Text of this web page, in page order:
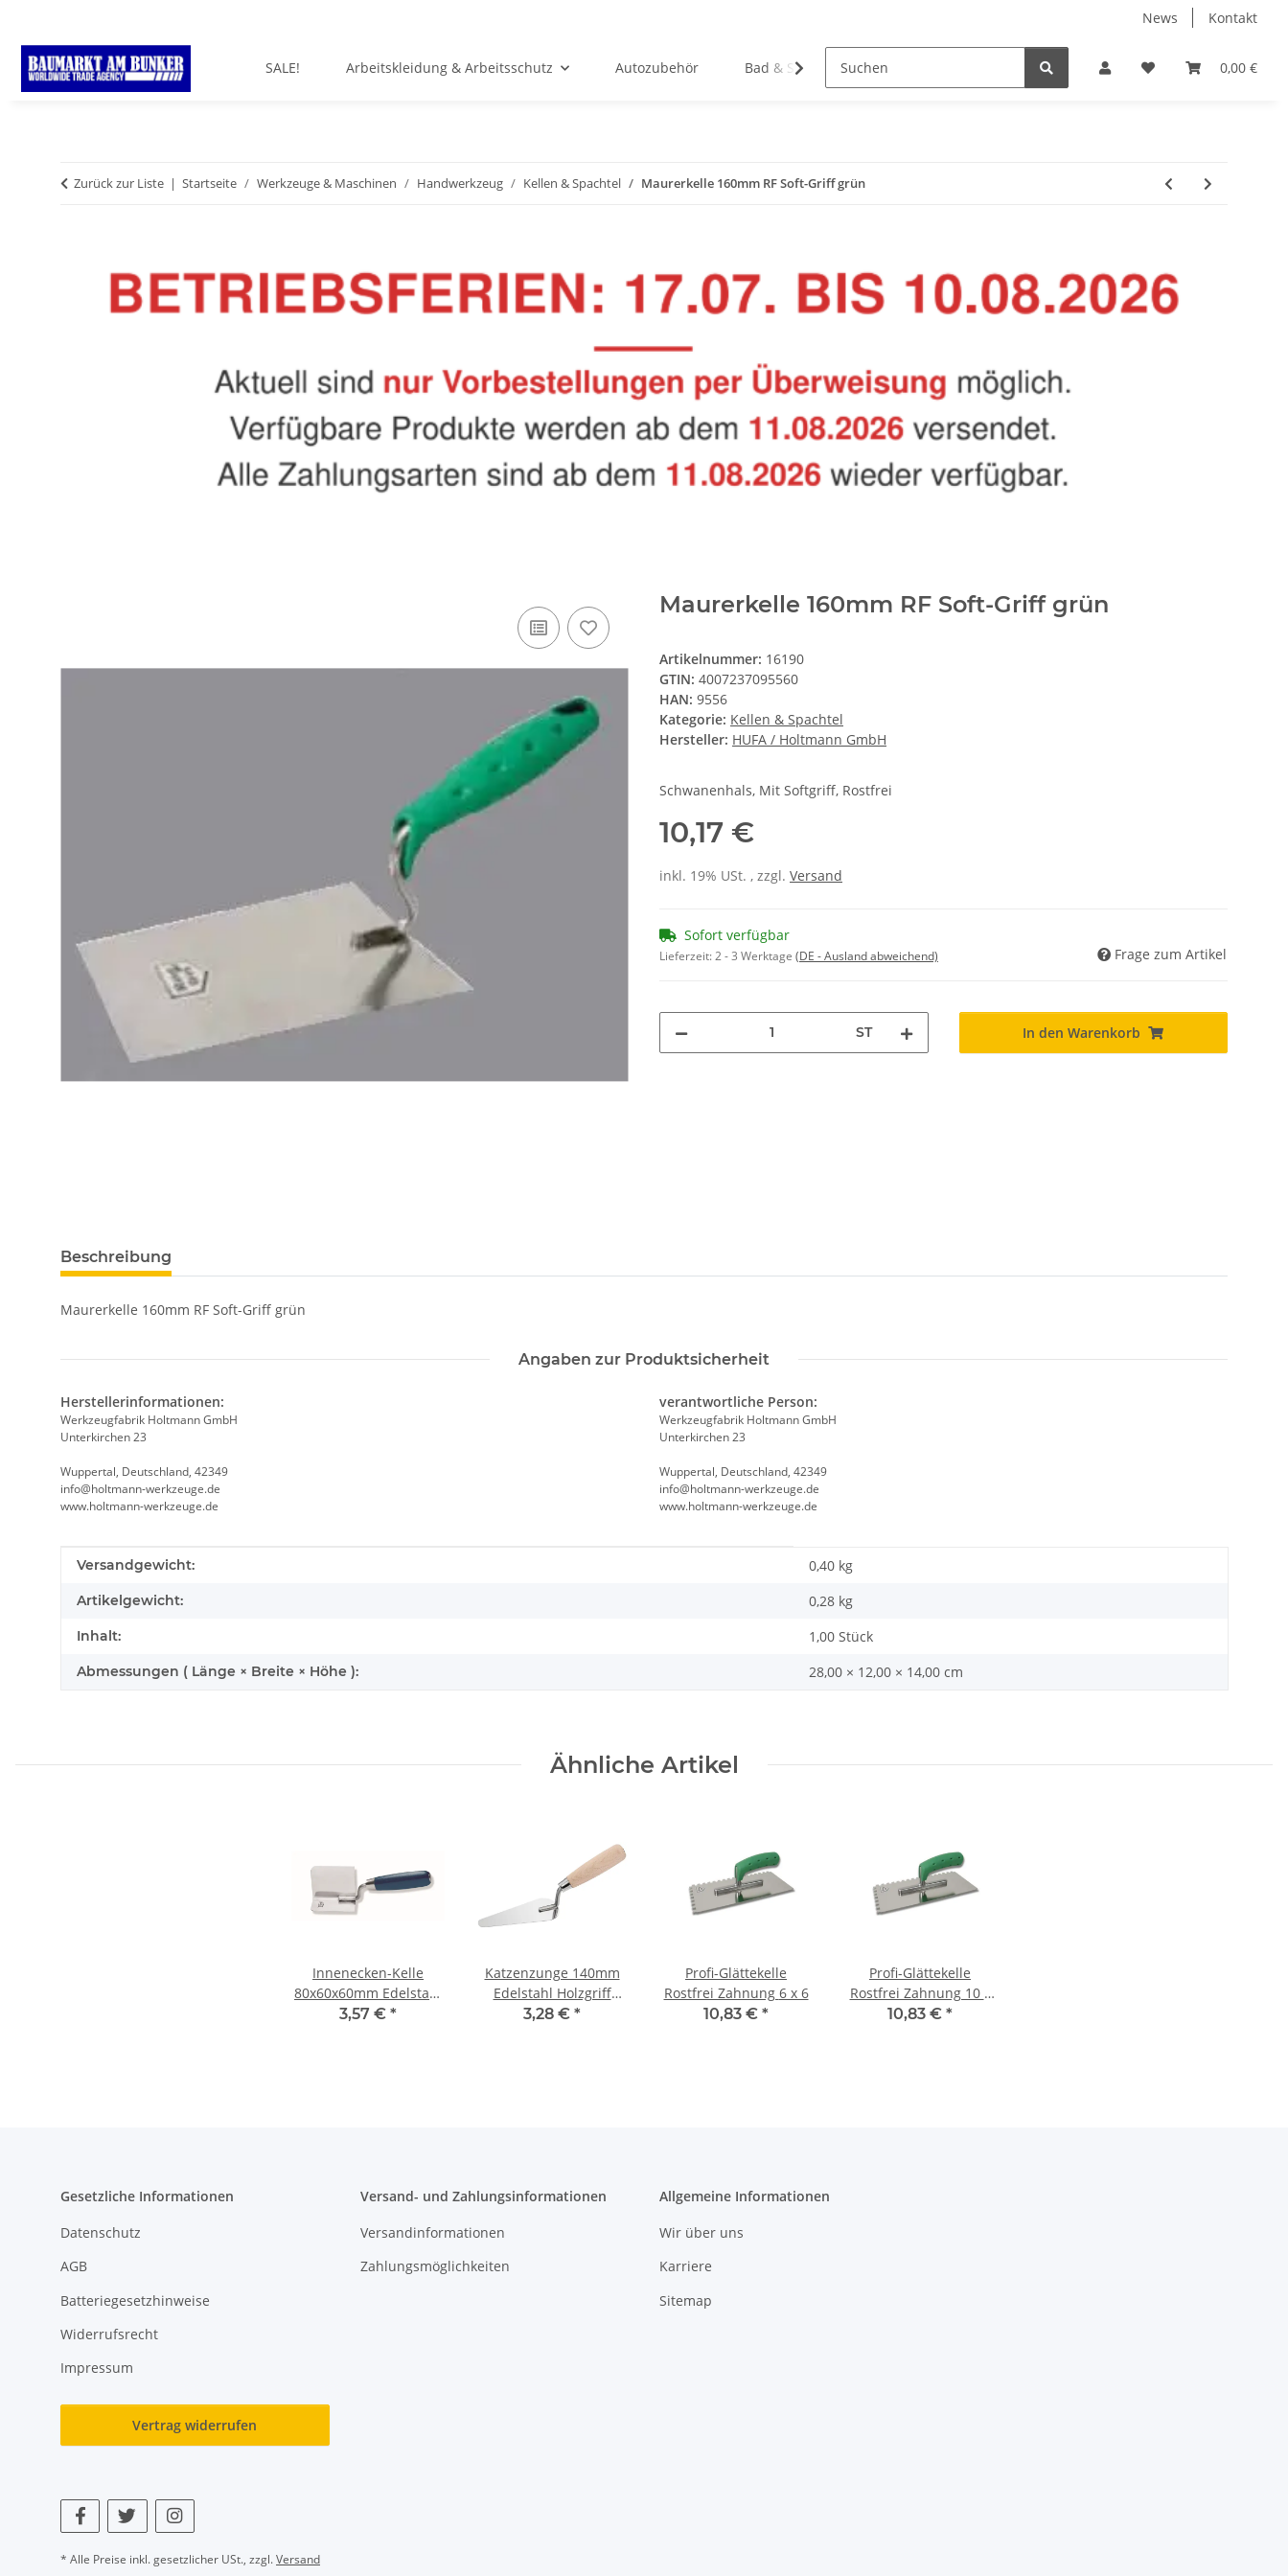
News Kontakt
0,00 €
SALE! Arbeitskleidung & Arbeitsschutz Autozubehör Bad & Sanitär Belüftung & Entlüftung
Zurück zur Liste Startseite Werkzeuge & Maschinen Handwerkzeug Kellen & Spachtel Maurerkelle 160mm RF Soft-Griff grün
Maurerkelle 160mm RF Soft-Griff grün
Artikelnummer: 16190
GTIN: 4007237095560
HAN: 9556
Kategorie: Kellen & Spachtel
Hersteller: HUFA / Holtmann GmbH
Schwanenhals, Mit Softgriff, Rostfrei
10,17 €
inkl. 19% USt. , zzgl. Versand
Sofort verfügbar
Lieferzeit:2 - 3 Werktage (DE - Ausland abweichend) Frage zum Artikel
ST In den Warenkorb
Beschreibung
Maurerkelle 160mm RF Soft-Griff grün
Angaben zur Produktsicherheit
Herstellerinformationen:
Werkzeugfabrik Holtmann GmbH
Unterkirchen 23
Wuppertal, Deutschland, 42349
info@holtmann-werkzeuge.de
www.holtmann-werkzeuge.de
verantwortliche Person:
Werkzeugfabrik Holtmann GmbH
Unterkirchen 23
Wuppertal, Deutschland, 42349
info@holtmann-werkzeuge.de
www.holtmann-werkzeuge.de
Produkteigenschaft
Wert
Versandgewicht: 0,40 kg
Artikelgewicht: 0,28 kg
Inhalt: 1,00 Stück
Abmessungen ( Länge × Breite × Höhe ): 28,00 × 12,00 × 14,00 cm
Ähnliche Artikel
Innenecken-Kelle
80x60x60mm Edelstahl
Holzgriff lackiert
3,57 € *
Katzenzunge 140mm
Edelstahl Holzgriff
lackiert
3,28 € *
Profi-Glättekelle
Rostfrei Zahnung 6 x 6
10,83 € *
Profi-Glättekelle
Rostfrei Zahnung 10 x
10
10,83 € *
Gesetzliche Informationen
Datenschutz
AGB
Batteriegesetzhinweise
Widerrufsrecht
Impressum
Vertrag widerrufen
Versand- und Zahlungsinformationen
Versandinformationen
Zahlungsmöglichkeiten
Allgemeine Informationen
Wir über uns
Karriere
Sitemap
* Alle Preise inkl. gesetzlicher USt., zzgl.Versand